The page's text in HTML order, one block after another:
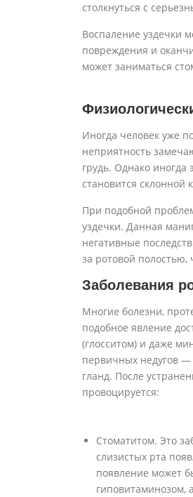
столкнуться с
Воспаление уздечки
повреждения и
может заниматься
Иногда человек уже
неприятность
грудь. Однако иногда
становится склонной
При подобной
уздечки. Данная
негативные
за ротовой полостью,
Заболевания
Многие болезни,
подобное явление
(глосситом) и даже
первичных недугов —
гланд. После
провоцируется:
Стоматитом. Это
слизистых рта
появление может
гиповитаминозом,